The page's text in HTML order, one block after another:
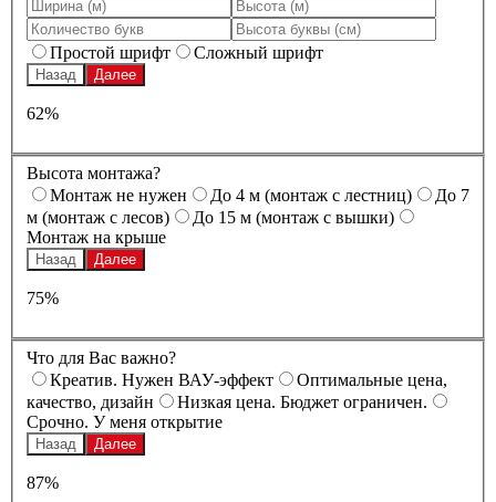
Простой шрифт Сложный шрифт
Назад Далее
62%
Высота монтажа?
Монтаж не нужен
До 4 м (монтаж с лестниц)
До 7
м (монтаж с лесов)
До 15 м (монтаж с вышки)
Монтаж на крыше
Назад Далее
75%
Что для Вас важно?
Креатив. Нужен ВАУ-эффект
Оптимальные цена,
качество, дизайн
Низкая цена. Бюджет ограничен.
Срочно. У меня открытие
Назад Далее
87%